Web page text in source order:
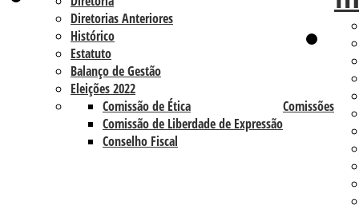
Diretorias Anteriores
Histórico
Estatuto
Balanço de Gestão
Eleições 2022
Comissões
Comissão de Ética
Comissão de Liberdade de Expressão
Conselho Fiscal